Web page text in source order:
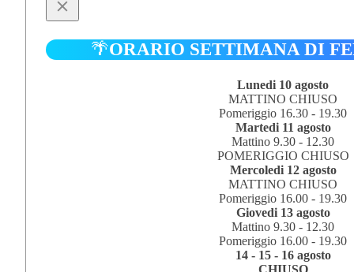
🌴ORARIO SETTIMANA DI
Lunedi 10 agosto
MATTINO CHIUSO
Pomeriggio 16.30 - 19.30
Martedi 11 agosto
Mattino 9.30 - 12.30
POMERIGGIO CHIUSO
Mercoledi 12 agosto
MATTINO CHIUSO
Pomeriggio 16.00 - 19.30
Giovedi 13 agosto
Mattino 9.30 - 12.30
Pomeriggio 16.00 - 19.30
14 - 15 - 16 agosto
CHIUSO